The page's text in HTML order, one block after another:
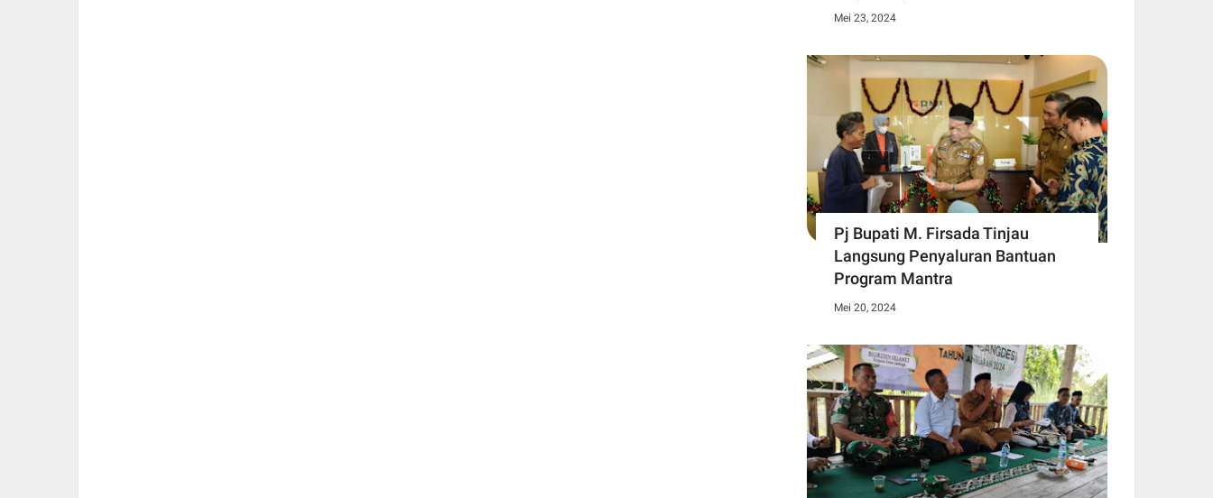
Mei 23, 2024
Pj Bupati M. Firsada Tinjau
Langsung Penyaluran Bantuan
Program Mantra
Mei 20, 2024